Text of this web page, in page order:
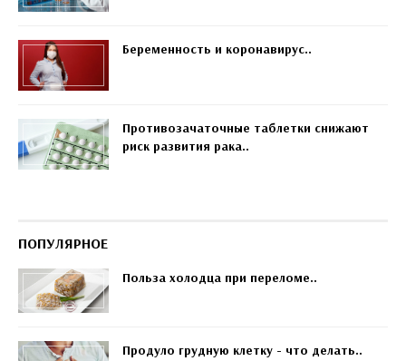
Беременность и коронавирус..
Противозачаточные таблетки снижают
риск развития рака..
ПОПУЛЯРНОЕ
Польза холодца при переломе..
Продуло грудную клетку - что делать..